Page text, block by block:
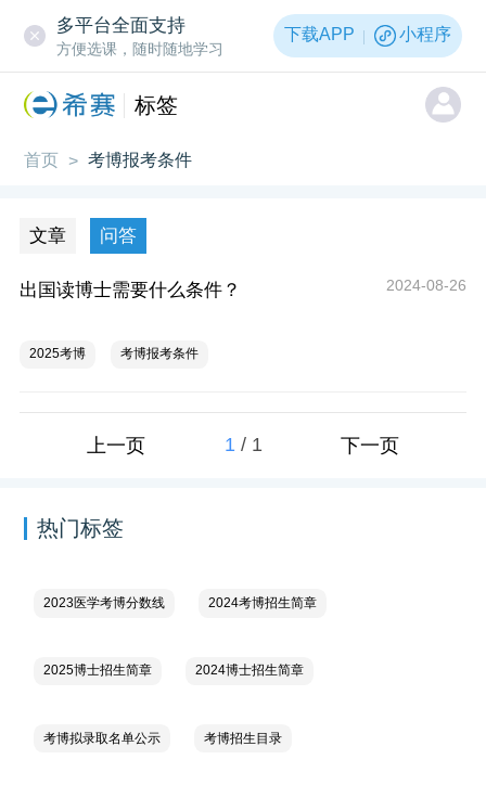
多平台全面支持
方便选课，随时随地学习
下载APP 小程序
标签
首页 > 考博报考条件
文章 问答
出国读博士需要什么条件？ 2024-08-26
2025考博 考博报考条件
上一页 1 / 1 下一页
热门标签
2023医学考博分数线 2024考博招生简章
2025博士招生简章 2024博士招生简章
考博拟录取名单公示 考博招生目录